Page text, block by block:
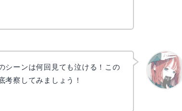
シーンは何回見ても泣ける！この
考察してみましょう！